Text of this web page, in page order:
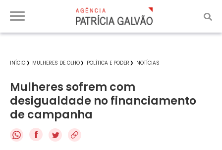
INÍCIO MULHERES DE OLHO POLÍTICA E PODER NOTÍCIAS
Mulheres sofrem com
desigualdade no financiamento
de campanha
f